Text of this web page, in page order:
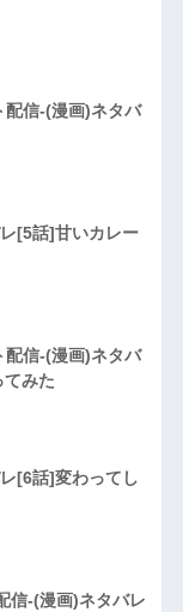
配信-(漫画)ネタバ
[5話]甘いカレー
配信-(漫画)ネタバ
みた
[6話]変わってし
信-(漫画)ネタバレ